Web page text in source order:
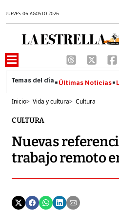
JUEVES 06 AGOSTO 2026
Últimas Noticias
Inicio> Vida y cultura> Cultura
CULTURA
Nuevas
trabajo remoto